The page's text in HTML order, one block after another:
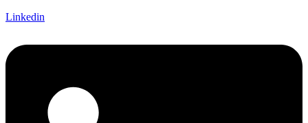
Linkedin